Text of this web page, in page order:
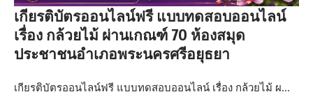
เกียรติบัตรออนไลน์ฟรี แบบทดสอบออนไลน์
เรื่อง กล้วยไม้ ผ่านเกณฑ์ 70 ห้องสมุด
ประชาชนอำเภอพระนครศรีอยุธยา
เกียรติบัตรออนไลน์ฟรี แบบทดสอบออนไลน์ เรื่อง กล้วยไม้ ผ…